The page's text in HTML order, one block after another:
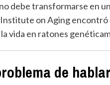
debe transformarse en
on Aging encontró
vida en ratones
de